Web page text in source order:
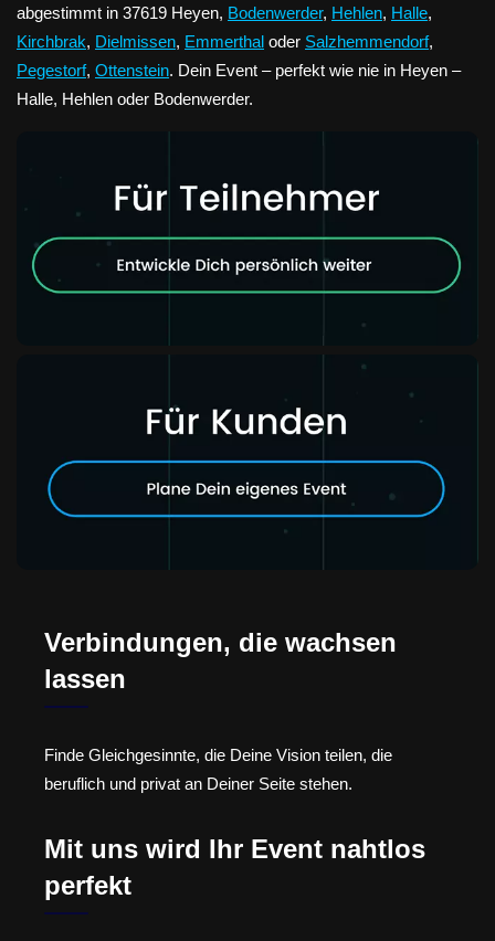
abgestimmt in 37619 Heyen, Bodenwerder, Hehlen, Halle,
Kirchbrak, Dielmissen, Emmerthal oder Salzhemmendorf,
Pegestorf, Ottenstein. Dein Event – perfekt wie nie in Heyen –
Halle, Hehlen oder Bodenwerder.
Verbindungen, die wachsen
lassen
Finde Gleichgesinnte, die Deine Vision teilen, die
beruflich und privat an Deiner Seite stehen.
Mit uns wird Ihr Event nahtlos
perfekt